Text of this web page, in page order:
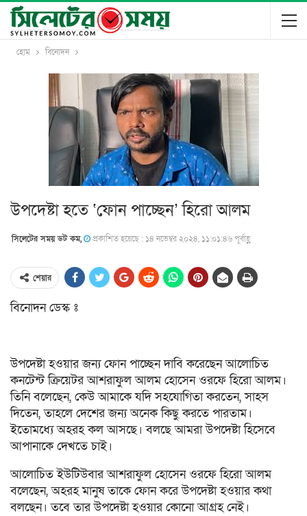
হোম বিনোদন
উপদেষ্টা হতে ‘ফোন পাচ্ছেন’ হিরো আলম
সিলেটের সময় ডট কম, প্রকাশিত হয়েছে : ১৪ নভেম্বর ২০২৪, ১১:০১:৪৬ পূর্বাহ্ণ
শেয়ার
বিনোদন ডেস্ক ঃ
উপদেষ্টা হওয়ার জন্য ফোন পাচ্ছেন দাবি করেছেন আলোচিত
কনটেন্ট ক্রিয়েটর আশরাফুল আলম হোসেন ওরফে হিরো আলম।
তিনি বলেছেন, কেউ আমাকে যদি সহযোগিতা করতেন, সাহস
দিতেন, তাহলে দেশের জন্য অনেক কিছু করতে পারতাম।
ইতোমধ্যে অহরহ কল আসছে। বলছে আমরা উপদেষ্টা হিসেবে
আপানাকে দেখতে চাই।
আলোচিত ইউটিউবার আশরাফুল হোসেন ওরফে হিরো আলম
বলেছেন, অহরহ মানুষ তাকে ফোন করে উপদেষ্টা হওয়ার কথা
বলছেন। তবে তার উপদেষ্টা হওয়ার কোনো আগ্রহ নেই।